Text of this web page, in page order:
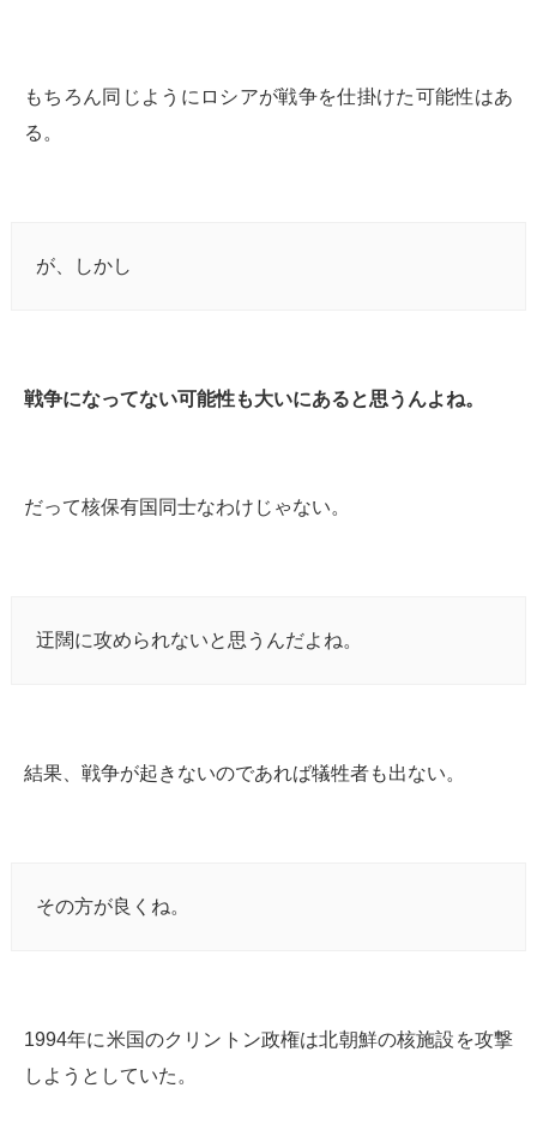
もちろん同じようにロシアが戦争を仕掛けた可能性はあ
る。
が、しかし
戦争になってない可能性も大いにあると思うんよね。
だって核保有国同士なわけじゃない。
迂闊に攻められないと思うんだよね。
結果、戦争が起きないのであれば犠牲者も出ない。
その方が良くね。
1994年に米国のクリントン政権は北朝鮮の核施設を攻撃
しようとしていた。